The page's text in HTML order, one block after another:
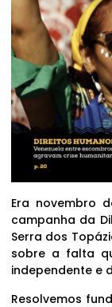
Era novembro
campanha da
Serra dos
sobre a falta
independente e
Resolvemos